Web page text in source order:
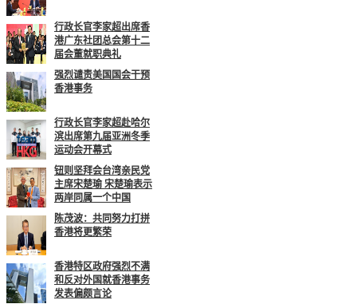
行政长官李家超出席香
港广东社团总会第十二
届会董就职典礼
强烈谴责美国国会干预
香港事务
行政长官李家超赴哈尔
滨出席第九届亚洲冬季
运动会开幕式
钮则坚拜会台湾亲民党
主席宋楚瑜 宋楚瑜表示
两岸同属一个中国
陈茂波：共同努力打拼
香港将更繁荣
香港特区政府强烈不满
和反对外国就香港事务
发表偏颇言论